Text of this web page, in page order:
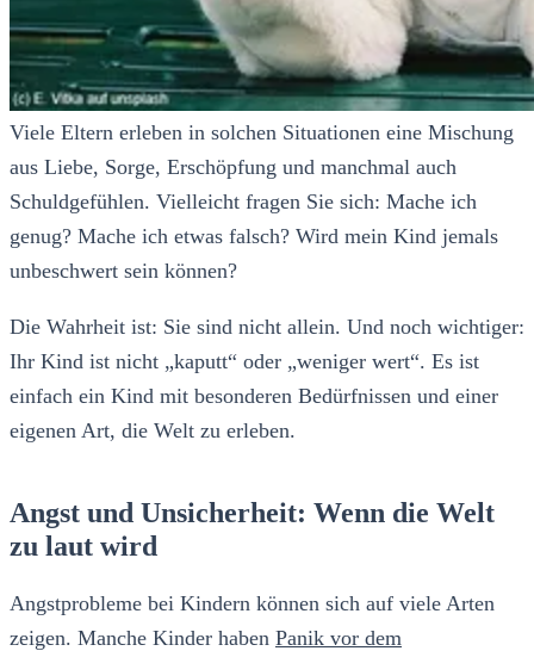
Viele Eltern erleben in solchen Situationen eine Mischung
aus Liebe, Sorge, Erschöpfung und manchmal auch
Schuldgefühlen. Vielleicht fragen Sie sich: Mache ich
genug? Mache ich etwas falsch? Wird mein Kind jemals
unbeschwert sein können?
Die Wahrheit ist: Sie sind nicht allein. Und noch wichtiger:
Ihr Kind ist nicht „kaputt“ oder „weniger wert“. Es ist
einfach ein Kind mit besonderen Bedürfnissen und einer
eigenen Art, die Welt zu erleben.
Angst und Unsicherheit: Wenn die Welt
zu laut wird
Angstprobleme bei Kindern können sich auf viele Arten
zeigen. Manche Kinder haben Panik vor dem